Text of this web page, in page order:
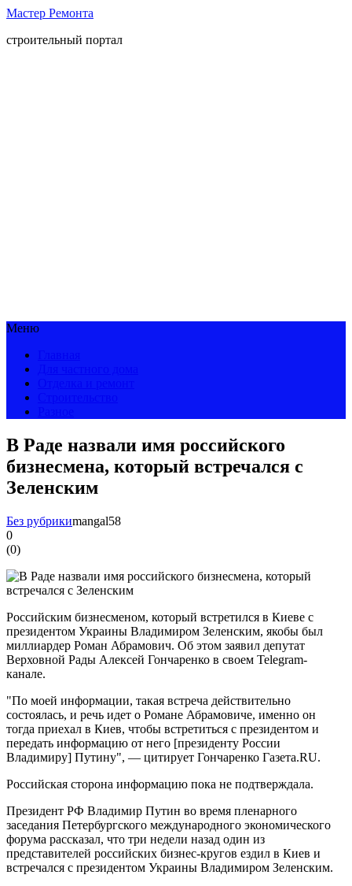
Мастер Ремонта
строительный портал
Меню
В Раде назвали имя российского
бизнесмена, который встречался с
Зеленским
Без рубрикиmangal58
0
(0)
Российским бизнесменом, который встретился в Киеве с
президентом Украины Владимиром Зеленским, якобы был
миллиардер Роман Абрамович. Об этом заявил депутат
Верховной Рады Алексей Гончаренко в своем Telegram-
канале.
"По моей информации, такая встреча действительно
состоялась, и речь идет о Романе Абрамовиче, именно он
тогда приехал в Киев, чтобы встретиться с президентом и
передать информацию от него [президенту России
Владимиру] Путину", — цитирует Гончаренко Газета.RU.
Российская сторона информацию пока не подтверждала.
Президент РФ Владимир Путин во время пленарного
заседания Петербургского международного экономического
форума рассказал, что три недели назад один из
представителей российских бизнес-кругов ездил в Киев и
встречался с президентом Украины Владимиром Зеленским.